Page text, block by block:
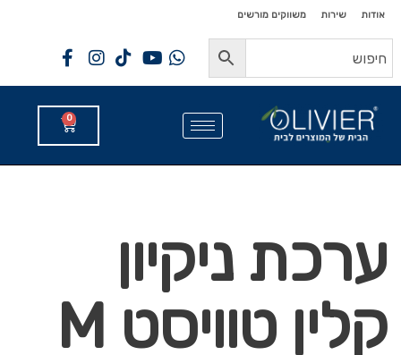
לתוכן
לתוכן
אודות שירות משווקים מורשים
0
ערכת ניקיון
קלין טוויסט M